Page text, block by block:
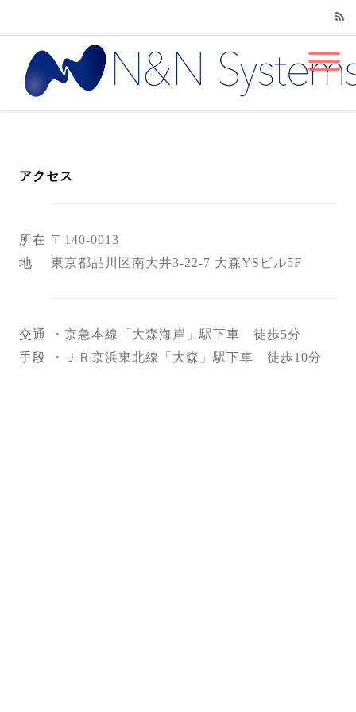
RSS
アクセス
所在
地
〒140-0013
東京都品川区南大井3-22-7 大森YSビル5F
交通
手段
・京急本線「大森海岸」駅下車 徒歩5分
・ＪＲ京浜東北線「大森」駅下車 徒歩10分